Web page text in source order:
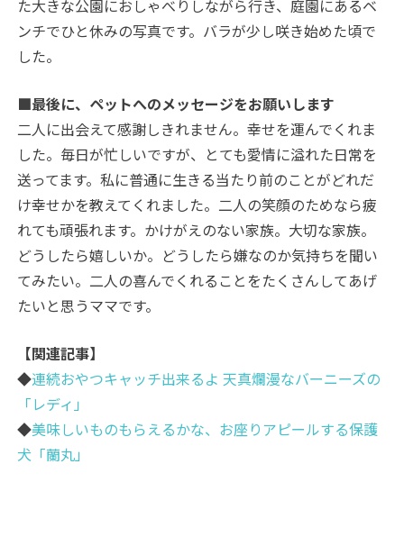
た大きな公園におしゃべりしながら行き、庭園にあるベ
ンチでひと休みの写真です。バラが少し咲き始めた頃で
した。
■最後に、ペットへのメッセージをお願いします
二人に出会えて感謝しきれません。幸せを運んでくれま
した。毎日が忙しいですが、とても愛情に溢れた日常を
送ってます。私に普通に生きる当たり前のことがどれだ
け幸せかを教えてくれました。二人の笑顔のためなら疲
れても頑張れます。かけがえのない家族。大切な家族。
どうしたら嬉しいか。どうしたら嫌なのか気持ちを聞い
てみたい。二人の喜んでくれることをたくさんしてあげ
たいと思うママです。
【関連記事】
◆連続おやつキャッチ出来るよ 天真爛漫なバーニーズの
「レディ」
◆美味しいものもらえるかな、お座りアピールする保護
犬「蘭丸」